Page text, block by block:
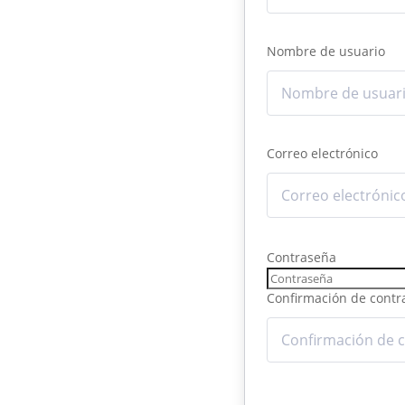
Nombre de usuario
Correo electrónico
Contraseña
Confirmación de